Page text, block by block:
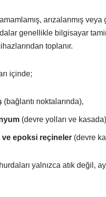
arızalanmış
genellikle bilgisayar
toplanır.
içinde;
(bağlantı noktalarında),
(devre yolları ve
epoksi reçineler (devre
yalnızca atık değil,